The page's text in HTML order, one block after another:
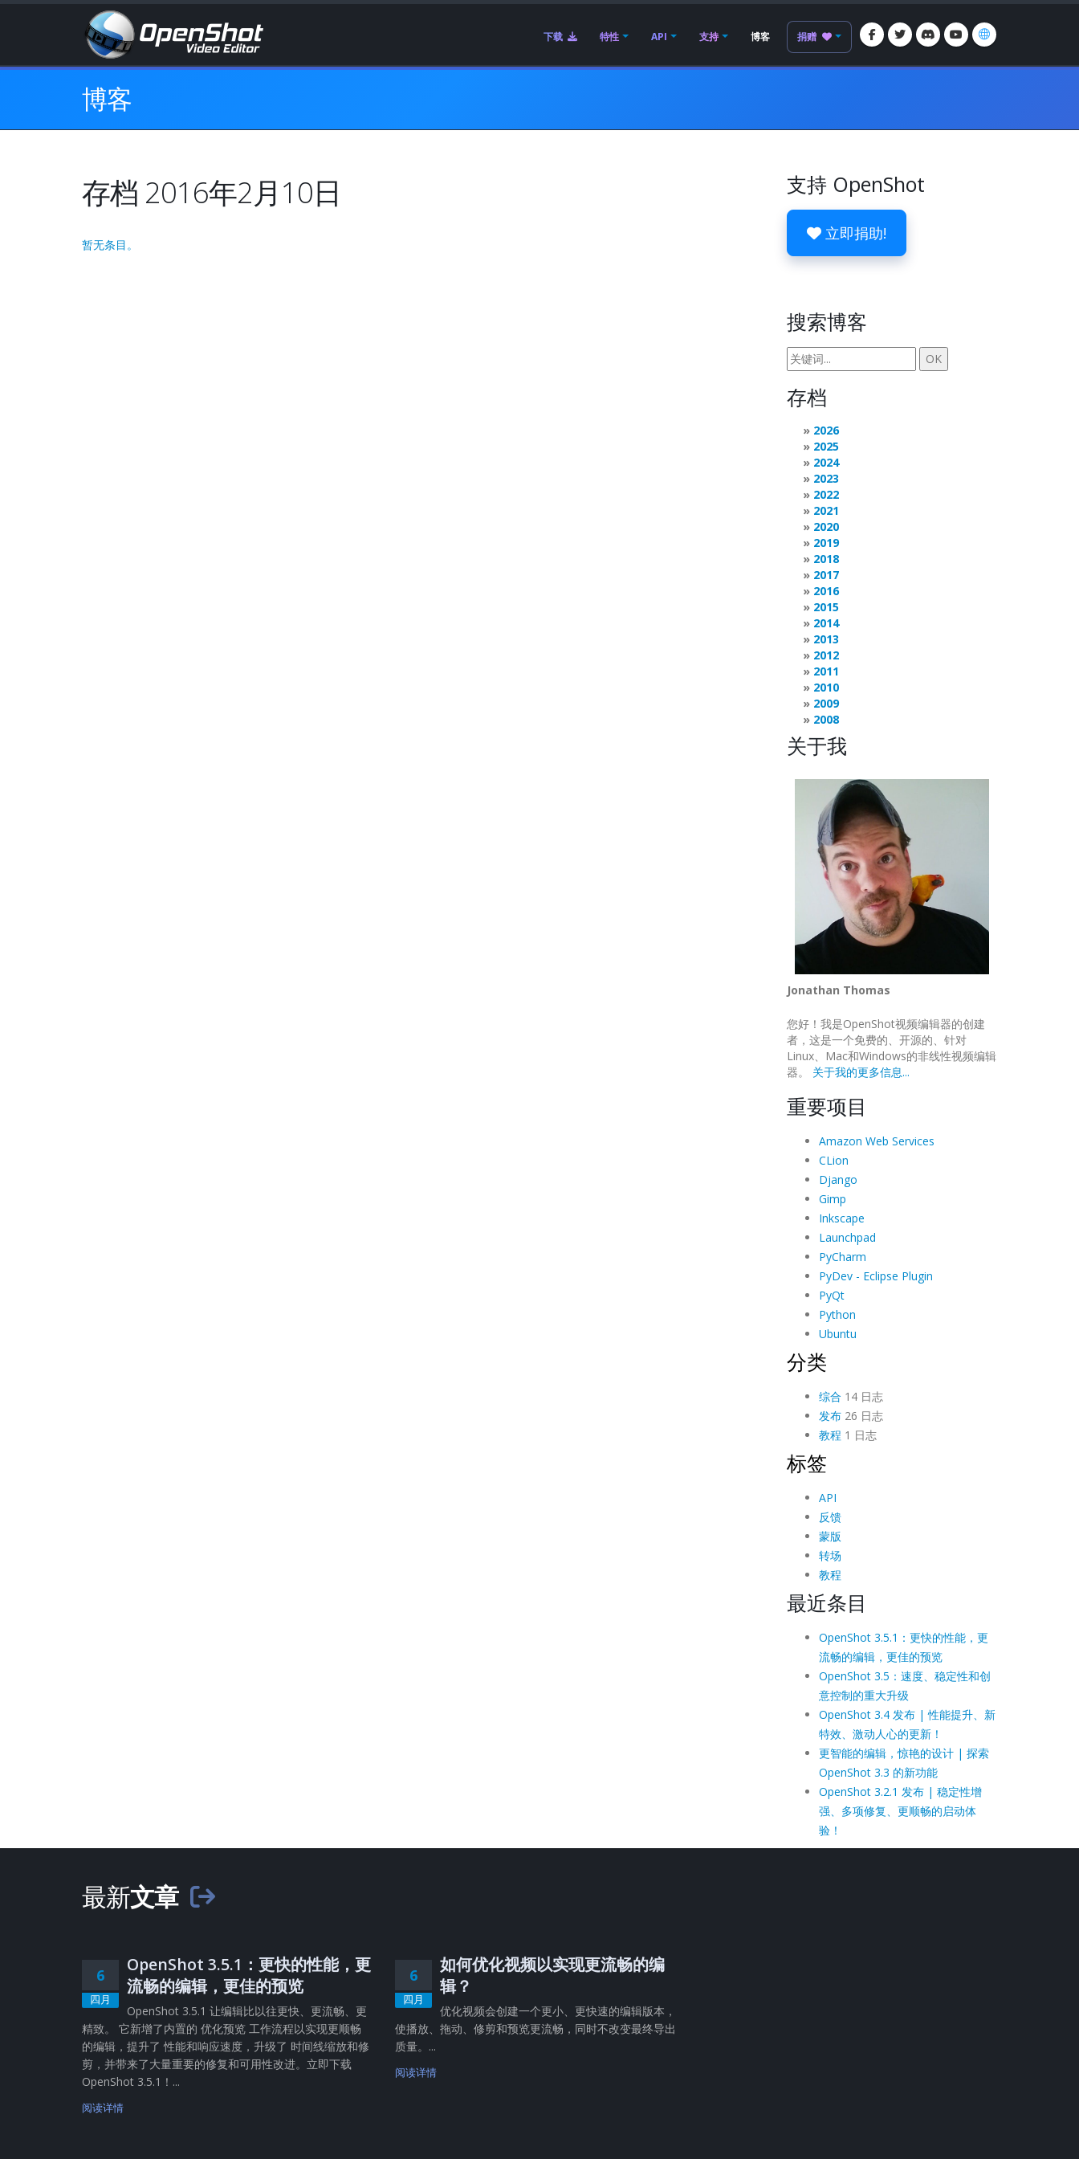
下载 特性 API 支持 博客 捐赠
博客
存档 2016年2月10日
暂无条目。
支持 OpenShot
立即捐助!
搜索博客
存档
2026
2025
2024
2023
2022
2021
2020
2019
2018
2017
2016
2015
2014
2013
2012
2011
2010
2009
2008
关于我
Jonathan Thomas
您好！我是OpenShot视频编辑器的创建
者，这是一个免费的、开源的、针对
Linux、Mac和Windows的非线性视频编辑
器。 关于我的更多信息...
重要项目
Amazon Web Services
CLion
Django
Gimp
Inkscape
Launchpad
PyCharm
PyDev - Eclipse Plugin
PyQt
Python
Ubuntu
分类
综合 14 日志
发布26 日志
教程 1 日志
标签
API
反馈
蒙版
转场
教程
最近条目
OpenShot 3.5.1：更快的性能，更
流畅的编辑，更佳的预览
OpenShot 3.5：速度、稳定性和创
意控制的重大升级
OpenShot 3.4 发布 | 性能提升、新
特效、激动人心的更新！
更智能的编辑，惊艳的设计 | 探索
OpenShot 3.3 的新功能
OpenShot 3.2.1 发布 | 稳定性增
强、多项修复、更顺畅的启动体
验！
最新文章
6
四月
OpenShot 3.5.1：更快的性能，更
流畅的编辑，更佳的预览
OpenShot 3.5.1 让编辑比以往更快、更流畅、更
精致。 它新增了内置的 优化预览 工作流程以实现更顺畅
的编辑，提升了 性能和响应速度，升级了 时间线缩放和修
剪，并带来了大量重要的修复和可用性改进。立即下载
OpenShot 3.5.1！...
阅读详情
6
四月
如何优化视频以实现更流畅的编
辑？
优化视频会创建一个更小、更快速的编辑版本，
使播放、拖动、修剪和预览更流畅，同时不改变最终导出
质量。...
阅读详情